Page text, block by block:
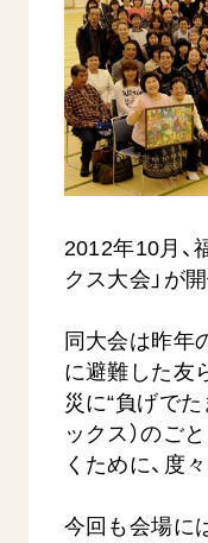
日蓮大聖人の仏法（
釈尊～法華経
日蓮大聖人
創価学会の三代会長
初代会長・牧口常
第3代会長・池田
仏法を学ぶ
仏法を語る
主な行事
年間の活動について
友人葬
核兵器の廃絶に向
「人権文化」「ジェ
「持続可能な開発目
人道支援
音楽活動
教育本部の活動
図書贈呈
各国ウェブサイト
世界の創価学会の歴
基本情報
創価学会 会憲
創価学会 会則
創価学会 社会憲章
組織・機構
会長・理事長・各部
入会について
関連団体
道府県中心会館
会員サポート
座談会御書ｅ講義
御書検索［新版］
創価学会総本部
聖教電子版
聖教ブックストア
soka youth media
Soka Gakkai グロ
ご意見
ご利用にあたって
2012年10月、
クス大会」が
同大会は昨年
に避難した友
災に“負げでた
ックス）のご
くために、度
今回も会場に